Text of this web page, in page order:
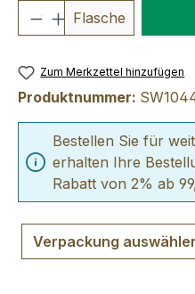
Produkt Anzahl:
Flasche
Zum Merkzettel hinzufügen
Produktnummer:
Bestellen Sie für
erhalten Ihre
Rabatt von 2% ab
Verpackung